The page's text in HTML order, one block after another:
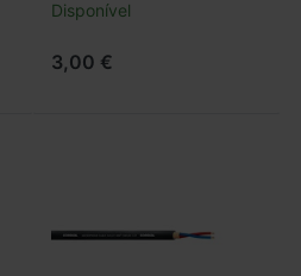
Disponível
3,00 €